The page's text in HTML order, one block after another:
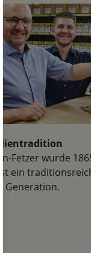
Fetzer wurde
ist ein
Generation.